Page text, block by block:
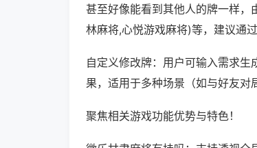
甚至好像能看到其他人的牌一样，
林麻将,心悦游戏麻将)等，建议通
自定义修改牌：用户可输入需求生
果，适用于多种场景（如与好友对
聚焦相关游戏功能优势与特色！